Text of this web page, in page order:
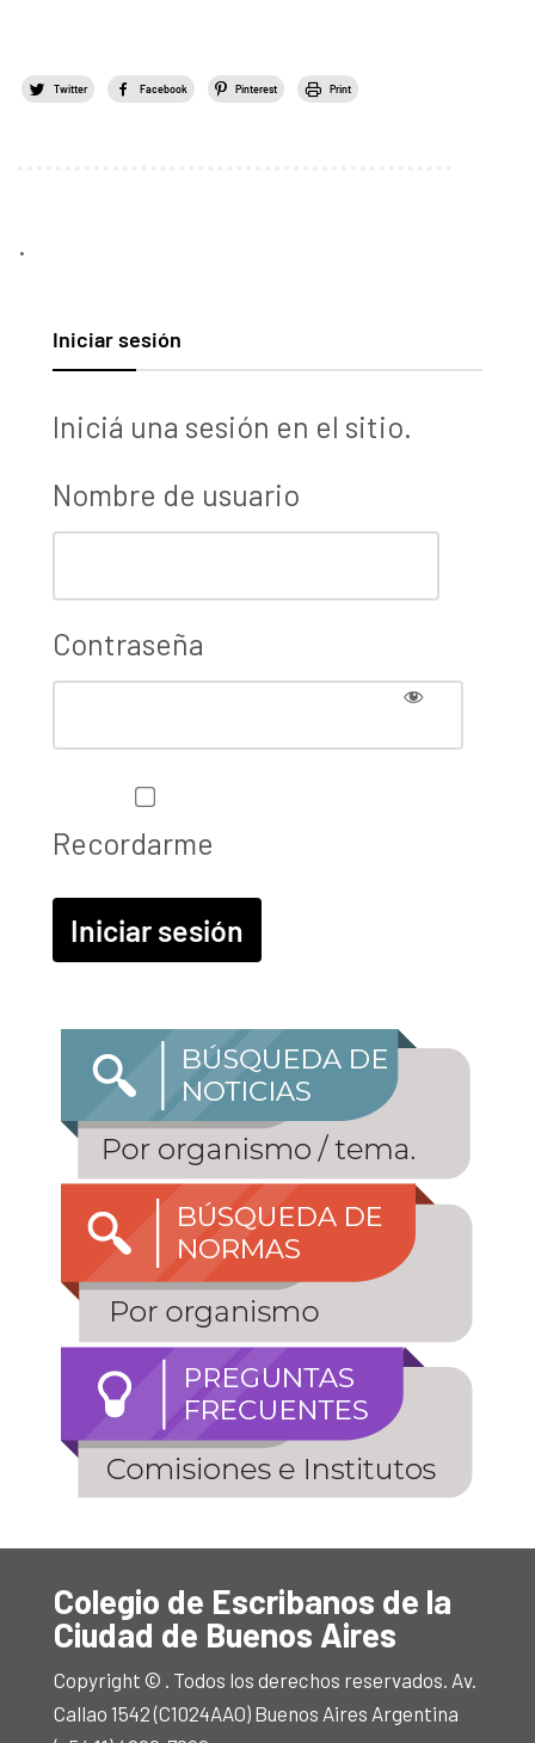
Twitter Facebook Pinterest Print
.
Iniciar sesión
Iniciá una sesión en el sitio.
Nombre de usuario
Contraseña
Recordarme
Colegio de Escribanos de la
Ciudad de Buenos Aires
Copyright © . Todos los derechos reservados. Av.
Callao 1542 (C1024AAO) Buenos Aires Argentina